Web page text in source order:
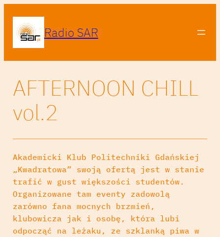
Radio SAR
AFTERNOON CHILL
vol.2
Akademicki Klub Politechniki Gdańskiej
„Kwadratowa” swoją ofertą jest w stanie
trafić w gust większości studentów.
Organizowane tam eventy zadowolą
zarówno fana mocnych brzmień,
klubowicza jak i osobę, która lubi
odpocząć na leżaku, ze szklanką piwa w